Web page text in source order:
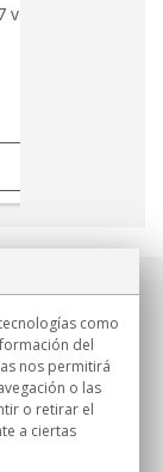
como
del
nos permitirá
o las
o retirar el
a ciertas